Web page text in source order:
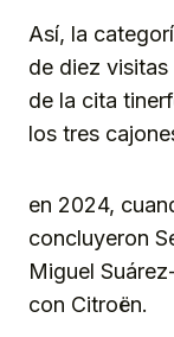
Así, la
de diez
de la cita
los tres
en 2024,
concluyeron
Miguel
con Citroën.